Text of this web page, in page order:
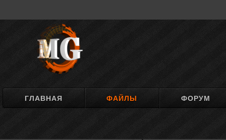
ГЛАВНАЯ ФАЙЛЫ ФОРУМ